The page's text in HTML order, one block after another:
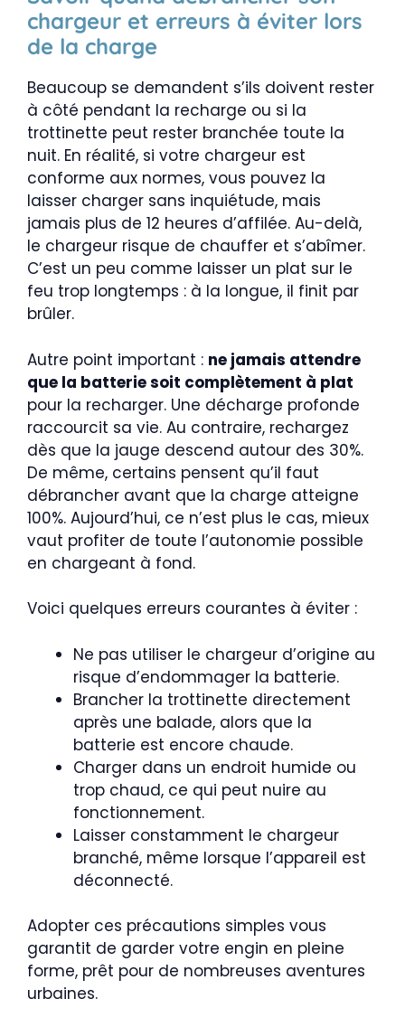
chargeur et erreurs à éviter lors
de la charge
Beaucoup se demandent s’ils doivent rester
à côté pendant la recharge ou si la
trottinette peut rester branchée toute la
nuit. En réalité, si votre chargeur est
conforme aux normes, vous pouvez la
laisser charger sans inquiétude, mais
jamais plus de 12 heures d’affilée. Au-delà,
le chargeur risque de chauffer et s’abîmer.
C’est un peu comme laisser un plat sur le
feu trop longtemps : à la longue, il finit par
brûler.
Autre point important : ne jamais attendre
que la batterie soit complètement à plat
pour la recharger. Une décharge profonde
raccourcit sa vie. Au contraire, rechargez
dès que la jauge descend autour des 30%.
De même, certains pensent qu’il faut
débrancher avant que la charge atteigne
100%. Aujourd’hui, ce n’est plus le cas, mieux
vaut profiter de toute l’autonomie possible
en chargeant à fond.
Voici quelques erreurs courantes à éviter :
Ne pas utiliser le chargeur d’origine au
risque d’endommager la batterie.
Brancher la trottinette directement
après une balade, alors que la
batterie est encore chaude.
Charger dans un endroit humide ou
trop chaud, ce qui peut nuire au
fonctionnement.
Laisser constamment le chargeur
branché, même lorsque l’appareil est
déconnecté.
Adopter ces précautions simples vous
garantit de garder votre engin en pleine
forme, prêt pour de nombreuses aventures
urbaines.